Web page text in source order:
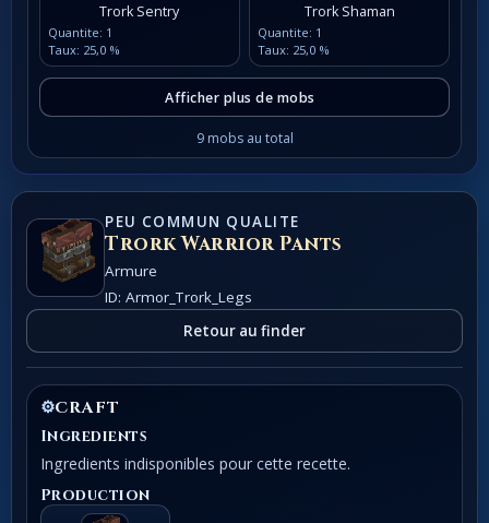
Trork Sentry
Quantite: 1
Taux: 25,0 %
Trork Shaman
Quantite: 1
Taux: 25,0 %
Afficher plus de mobs
9 mobs au total
PEU COMMUN QUALITE
Trork Warrior Pants
Armure
ID: Armor_Trork_Legs
Retour au finder
⚙CRAFT
Ingredients
Ingredients indisponibles pour cette recette.
Production